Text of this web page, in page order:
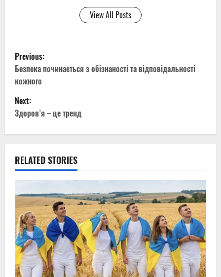
View All Posts
P
o
s
t
n
a
v
i
g
a
t
Previous:
Безпека починається з обізнаності та відповідальності
кожного
Next:
Здоров’я – це тренд
RELATED STORIES